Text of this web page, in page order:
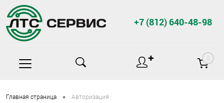
+7 (812) 640-48-98
✚ 0
Главная страница • Авторизация